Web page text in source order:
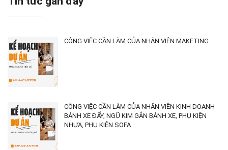
CÔNG VIỆC CẦN LÀM CỦA NHÂN VIÊN MAKETING
CÔNG VIỆC CẦN LÀM CỦA NHÂN VIÊN KINH DOANH
BÁNH XE ĐẨY, NGŨ KIM GẮN BÁNH XE, PHỤ KIỆN
NHỰA, PHỤ KIỆN SOFA